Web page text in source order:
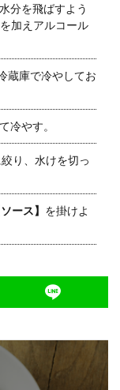
分を飛ばすよう
を加えアルコール
蔵庫で冷やしてお
冷やす。
り、水けを切っ
ソース】 を掛けよ